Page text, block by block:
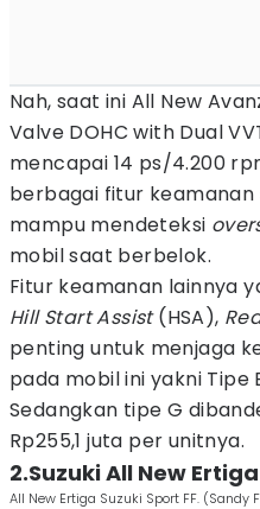
Nah, saat ini All New
Valve DOHC with Dual
mencapai 14 ps/4.200
berbagai fitur
mampu mendeteksi
mobil saat berbelok.
Fitur keamanan lainnya
Hill Start Assist(HSA),
penting untuk menjaga
pada mobil ini yakni Tipe
Sedangkan tipe G
Rp255,1 juta per unitnya.
2.Suzuki All New Ertiga
All New Ertiga Suzuki Sport FF. (Sandy